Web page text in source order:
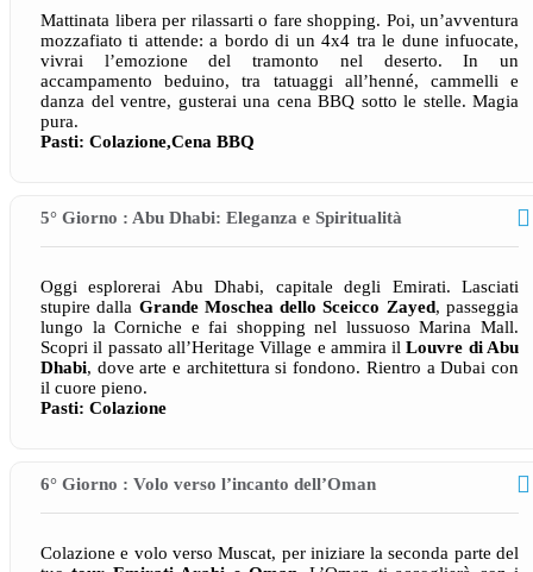
Mattinata libera per rilassarti o fare shopping. Poi, un’avventura
mozzafiato ti attende: a bordo di un 4x4 tra le dune infuocate,
vivrai l’emozione del tramonto nel deserto. In un
accampamento beduino, tra tatuaggi all’henné, cammelli e
danza del ventre, gusterai una cena BBQ sotto le stelle. Magia
pura.
Pasti: Colazione,Cena BBQ
5° Giorno : Abu Dhabi: Eleganza e Spiritualità
Oggi esplorerai Abu Dhabi, capitale degli Emirati. Lasciati
stupire dalla Grande Moschea dello Sceicco Zayed, passeggia
lungo la Corniche e fai shopping nel lussuoso Marina Mall.
Scopri il passato all’Heritage Village e ammira ilLouvre di Abu
Dhabi, dove arte e architettura si fondono. Rientro a Dubai con
il cuore pieno.
Pasti: Colazione
6° Giorno : Volo verso l’incanto dell’Oman
Colazione e volo verso Muscat, per iniziare la seconda parte del